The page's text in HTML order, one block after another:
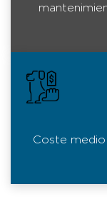
Coste